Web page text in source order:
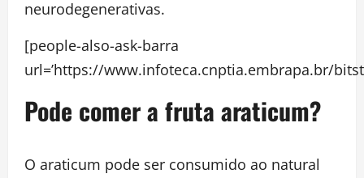
neurodegenerativas.
[people-also-ask-barra
url=’https://www.infoteca.cnptia.embrapa.br/
Pode comer a fruta araticum?
O araticum pode ser consumido ao natural